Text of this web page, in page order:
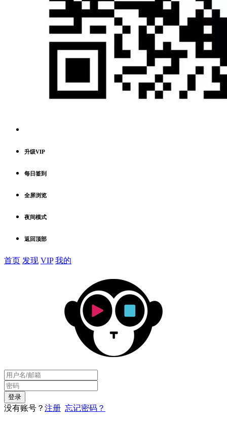
升级VIP
每日签到
全屏浏览
夜间模式
返回顶部
首页 发现 VIP 我的
没有账号？ 注册 忘记密码？